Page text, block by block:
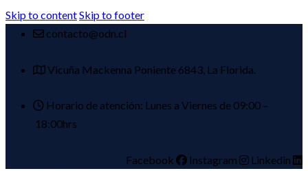
Skip to contentSkip to footer
contacto@odn.cl
Vicuña Mackenna Poniente 6843, La Florida.
Horario de atención: Lunes a Viernes de 09:00 –
18:00hrs
Facebook Instagram Linkedin